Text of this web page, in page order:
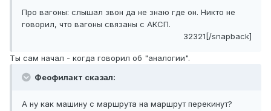
Про вагоны: слышал звон да не знаю где он. Никто не
говорил, что вагоны связаны с АКСП.
32321[/snapback]
Ты сам начал - когда говорил об "аналогии".
Феофилакт сказал:
А ну как машину с маршрута на маршрут перекинут?